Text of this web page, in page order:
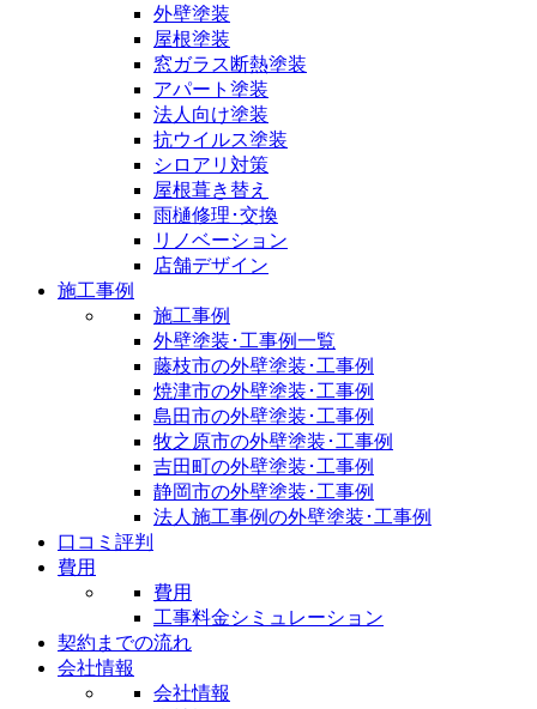
外壁塗装
屋根塗装
窓ガラス断熱塗装
アパート塗装
法人向け塗装
抗ウイルス塗装
シロアリ対策
屋根葺き替え
雨樋修理･交換
リノベーション
店舗デザイン
施工事例
施工事例
外壁塗装･工事例一覧
藤枝市の外壁塗装･工事例
焼津市の外壁塗装･工事例
島田市の外壁塗装･工事例
牧之原市の外壁塗装･工事例
吉田町の外壁塗装･工事例
静岡市の外壁塗装･工事例
法人施工事例の外壁塗装･工事例
口コミ評判
費用
費用
工事料金シミュレーション
契約までの流れ
会社情報
会社情報